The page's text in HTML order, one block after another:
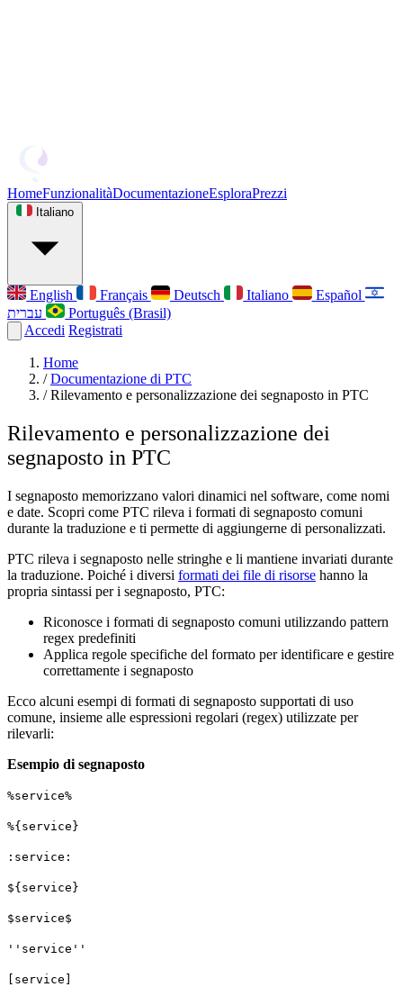
HomeFunzionalitàDocumentazioneEsploraPrezzi
Italiano
English Français Deutsch Italiano
Español
Português (Brasil)
Accedi Registrati
Home
/ Documentazione di PTC
/ Rilevamento e personalizzazione dei segnaposto in PTC
Rilevamento e personalizzazione dei
segnaposto in PTC
I segnaposto memorizzano valori dinamici nel software, come nomi
e date. Scopri come PTC rileva i formati di segnaposto comuni
durante la traduzione e ti permette di aggiungerne di personalizzati.
PTC rileva i segnaposto nelle stringhe e li mantiene invariati durante
la traduzione. Poiché i diversi formati dei file di risorse hanno la
propria sintassi per i segnaposto, PTC:
Riconosce i formati di segnaposto comuni utilizzando pattern
regex predefiniti
Applica regole specifiche del formato per identificare e gestire
correttamente i segnaposto
Ecco alcuni esempi di formati di segnaposto supportati di uso
comune, insieme alle espressioni regolari (regex) utilizzate per
rilevarli:
Esempio di segnaposto
%service%
%{service}
:service:
${service}
$service$
''service''
[service]